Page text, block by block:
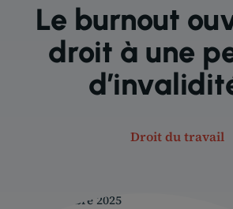
Le burnout
droit à une
Droit du travail
30 novembre 2025